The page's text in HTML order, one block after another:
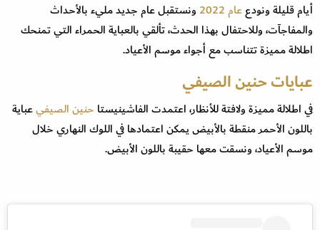
أيام قليلة ونودععام 2022
ونستقبل عام جديد مليء بالأحداث
والمفاجآت، وللاحتفال بهذا الحدث، تألقي بالعباية الحمراء التي تمنحك
اطلالة مميزة تتناسب مع أجواء موسم الأعياد.
عباياتحنين الصيفي
في اطلالة مميزة ولافتة للأنظار، اعتمدت الفاشينيستا حنين الصيفيعباية
باللون الأحمر منقطة بالأبيض يمكن اعتمادها في اللوك النهاري خلال
موسم الأعياد، ونسقت معها حقيبة باللون الأبيض.